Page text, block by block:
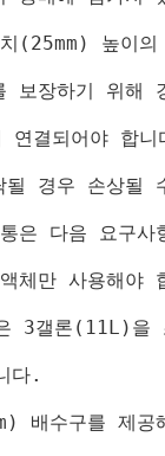
(25mm) 높이
보장하기 위해
연결되어야 합니
될 경우 손상될
은 다음 요구사
체만 사용해야
3갤론 (11L) 을
다.
배수구를 제공